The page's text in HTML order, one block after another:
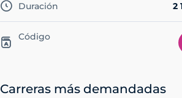
Duración 2
Código
Carreras más demandadas